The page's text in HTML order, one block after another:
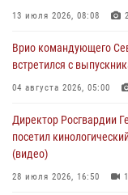
Рэпер ST посетил
07 августа 2026, 11:18
Патриотическая акция
07 августа 2026, 11:00
13 июля 2026, 08:08 2
Врио командующего
встретился с
04 августа 2026, 05:00
Директор Росгвардии
посетил
(видео)
28 июля 2026, 16:50 1